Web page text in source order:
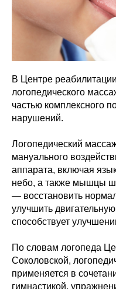
В Центре
логопедического
частью комплексного
нарушений.
Логопедический
мануального
аппарата, включая
небо, а также мышцы
— восстановить
улучшить
способствует
По словам логопеда
Соколовской,
применяется в
гимнастикой,